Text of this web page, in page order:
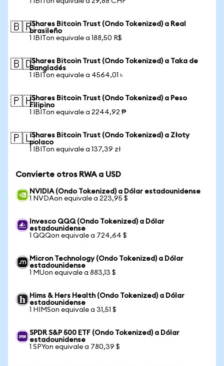
🇧🇷iShares Bitcoin Trust (Ondo Tokenized) a Real
brasileño
1 IBITon equivale a 188,50 R$
🇧🇩iShares Bitcoin Trust (Ondo Tokenized) a Taka de
Bangladés
1 IBITon equivale a 4564,01 ৳
🇵🇭iShares Bitcoin Trust (Ondo Tokenized) a Peso
Filipino
1 IBITon equivale a 2244,92 ₱
🇵🇱iShares Bitcoin Trust (Ondo Tokenized) a Złoty
polaco
1 IBITon equivale a 137,39 zł
Convierte otros RWA a USD
NVIDIA (Ondo Tokenized) a Dólar estadounidense
1 NVDAon equivale a 223,95 $
Invesco QQQ (Ondo Tokenized) a Dólar
estadounidense
1 QQQon equivale a 724,64 $
Micron Technology (Ondo Tokenized) a Dólar
estadounidense
1 MUon equivale a 883,13 $
Hims & Hers Health (Ondo Tokenized) a Dólar
estadounidense
1 HIMSon equivale a 31,51 $
SPDR S&P 500 ETF (Ondo Tokenized) a Dólar
estadounidense
1 SPYon equivale a 780,39 $